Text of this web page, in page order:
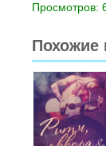
Просмотров:
Похожие